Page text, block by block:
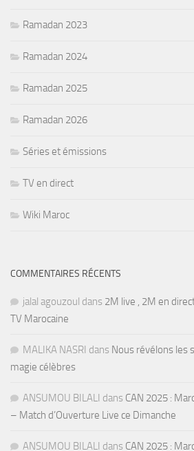
Ramadan 2023
Ramadan 2024
Ramadan 2025
Ramadan 2026
Séries et émissions
TV en direct
Wiki Maroc
COMMENTAIRES RÉCENTS
jalal agouzoul dans 2M live , 2M en
TV Marocaine
MALIKA NASRI dans Nous révélons les
magie célèbres
ANSUMOU BILALI dans CAN 2025 :
– Match d’Ouverture Live ce Dimanche
ANSUMOU BILALI dans CAN 2025 :